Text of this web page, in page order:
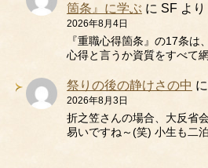
箇条』に学ぶ に SF より
2026年8月4日
『重職心得箇条』の17条は
心得と言うか資質をすべて
祭りの後の静けさの中 に
2026年8月3日
折之笠さんの場合、大反省
易いですね～(笑) 小生も二